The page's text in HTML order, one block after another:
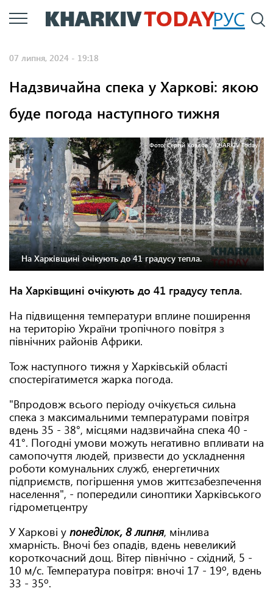
Перейти
до
РУС
07 липня, 2024 - 19:18
Надзвичайна спека у Харкові: якою
буде погода наступного тижня
Фото: Сергій Козлов / KHARKIV Today
На Харківщині очікують до 41 градусу тепла.
На Харківщині очікують до 41 градусу тепла.
На підвищення температури вплине поширення
на територію України тропічного повітря з
північних районів Африки.
Тож наступного тижня у Харківській області
спостерігатимется жарка погода.
"Впродовж всього періоду очікується сильна
спека з максимальними температурами повітря
вдень 35 - 38°, місцями надзвичайна спека 40 -
41°. Погодні умови можуть негативно впливати на
самопочуття людей, призвести до ускладнення
роботи комунальних служб, енергетичних
підприємств, погіршення умов життєзабезпечення
населення", - попередили синоптики Харківського
гідрометцентру
У Харкові у понеділок, 8 липня, мінлива
хмарність. Вночі без опадів, вдень невеликий
короткочасний дощ. Вітер північно - східний, 5 -
10 м/с. Температура повітря: вночі 17 - 19º, вдень
33 - 35º.